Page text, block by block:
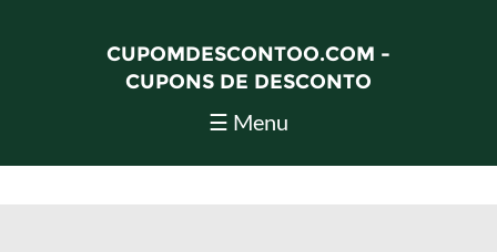
CUPOMDESCONTOO.COM -
CUPONS DE DESCONTO
☰ Menu